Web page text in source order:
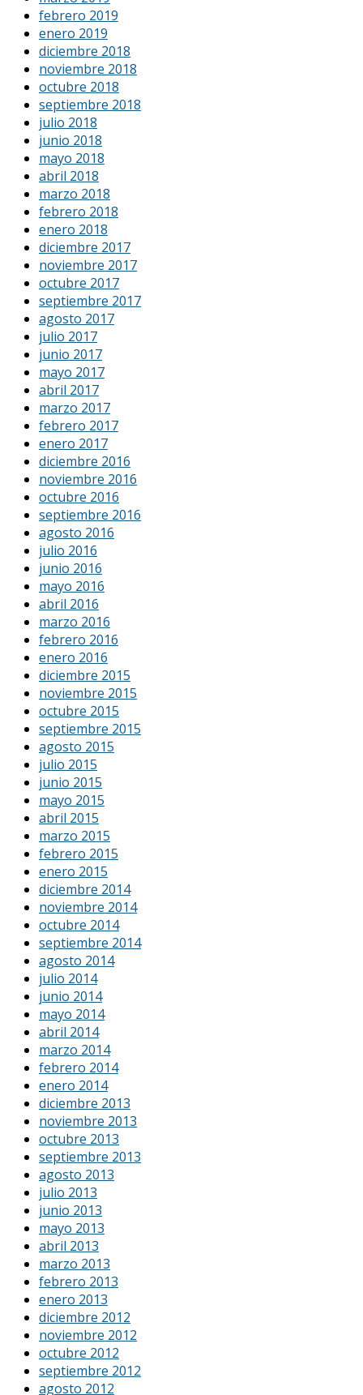
febrero 2019
enero 2019
diciembre 2018
noviembre 2018
octubre 2018
septiembre 2018
julio 2018
junio 2018
mayo 2018
abril 2018
marzo 2018
febrero 2018
enero 2018
diciembre 2017
noviembre 2017
octubre 2017
septiembre 2017
agosto 2017
julio 2017
junio 2017
mayo 2017
abril 2017
marzo 2017
febrero 2017
enero 2017
diciembre 2016
noviembre 2016
octubre 2016
septiembre 2016
agosto 2016
julio 2016
junio 2016
mayo 2016
abril 2016
marzo 2016
febrero 2016
enero 2016
diciembre 2015
noviembre 2015
octubre 2015
septiembre 2015
agosto 2015
julio 2015
junio 2015
mayo 2015
abril 2015
marzo 2015
febrero 2015
enero 2015
diciembre 2014
noviembre 2014
octubre 2014
septiembre 2014
agosto 2014
julio 2014
junio 2014
mayo 2014
abril 2014
marzo 2014
febrero 2014
enero 2014
diciembre 2013
noviembre 2013
octubre 2013
septiembre 2013
agosto 2013
julio 2013
junio 2013
mayo 2013
abril 2013
marzo 2013
febrero 2013
enero 2013
diciembre 2012
noviembre 2012
octubre 2012
septiembre 2012
agosto 2012